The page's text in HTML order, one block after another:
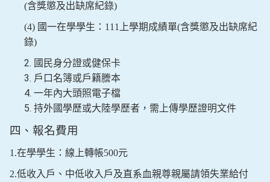
(含獎懲及出缺席紀錄)
(4) 國一在學學生： 111 上學期成績單(含獎懲及出缺席紀
錄)
國民身分證或健保卡
戶口名簿或戶籍謄本
一年內大頭照電子檔
持外國學歷或大陸學歷者，需上傳學歷證明文件
四、報名費用
1.在學學生：線上轉帳500元
2.低收入戶、中低收入戶及直系血親尊親屬請領失業給付